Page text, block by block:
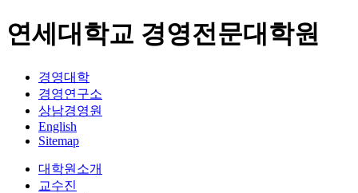
연세대학교 경영전문대학원
경영대학
경영연구소
상남경영원
English
Sitemap
대학원소개
교수진